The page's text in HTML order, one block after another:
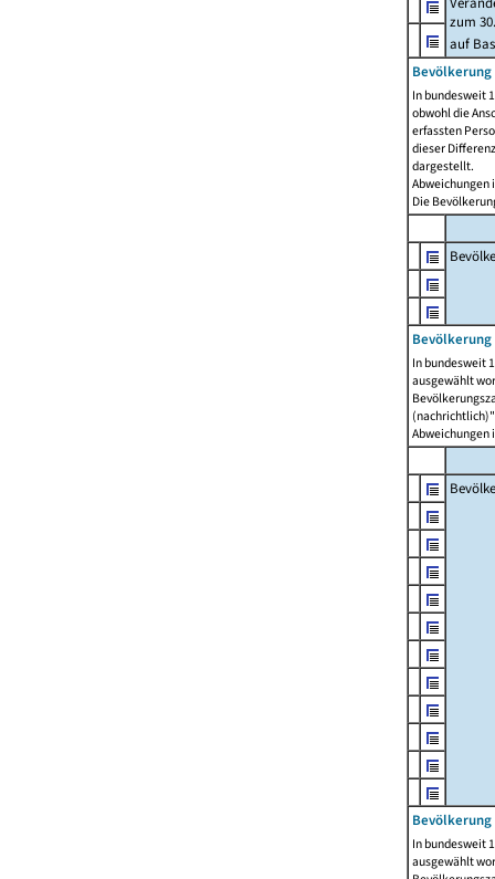
zum
auf
Bevölkerung
In bundesweit
obwohl die
erfassten
dieser
dargestellt.
Abweichungen
Die
In bundesweit
ausgewählt
Abweichungen
In bundesweit
ausgewählt